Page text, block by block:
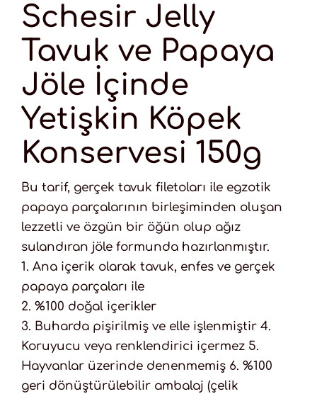
Schesir Jelly
Tavuk ve Papaya
Jöle İçinde
Yetişkin Köpek
Konservesi 150g
Bu tarif, gerçek tavuk filetoları ile egzotik
papaya parçalarının birleşiminden oluşan
lezzetli ve özgün bir öğün olup ağız
sulandıran jöle formunda hazırlanmıştır.
1. Ana içerik olarak tavuk, enfes ve gerçek
papaya parçaları ile
2. %100 doğal içerikler
3. Buharda pişirilmiş ve elle işlenmiştir 4.
Koruyucu veya renklendirici içermez 5.
Hayvanlar üzerinde denenmemiş 6. %100
geri dönüştürülebilir ambalaj (çelik